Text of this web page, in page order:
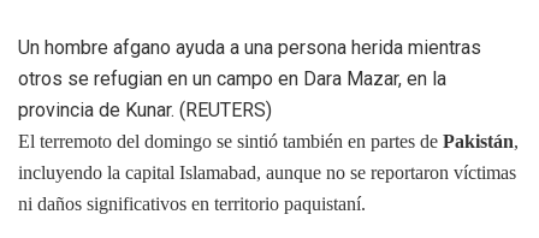
Un hombre afgano ayuda a una persona herida mientras
otros se refugian en un campo en Dara Mazar, en la
provincia de Kunar. (REUTERS)
El terremoto del domingo se sintió también en partes de Pakistán,
incluyendo la capital Islamabad, aunque no se reportaron víctimas
ni daños significativos en territorio paquistaní.